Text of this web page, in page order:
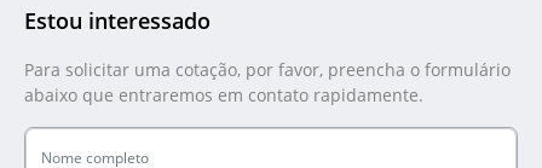
Estou interessado
Para solicitar uma cotação, por favor, preencha o formulário
abaixo que entraremos em contato rapidamente.